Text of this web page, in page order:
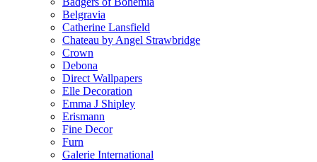
Belgravia
Catherine Lansfield
Chateau by Angel Strawbridge
Crown
Debona
Direct Wallpapers
Elle Decoration
Emma J Shipley
Erismann
Fine Decor
Furn
Galerie International